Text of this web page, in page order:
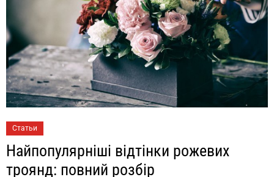
Статьи
Найпопулярніші відтінки рожевих
троянд: повний розбір